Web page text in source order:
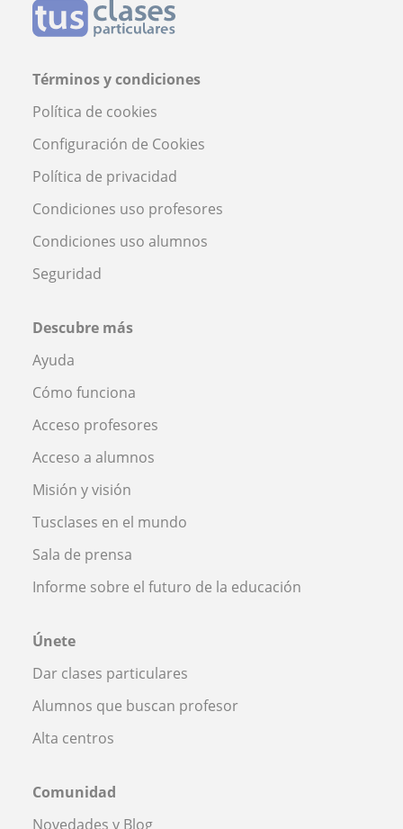
Términos y condiciones
Política de cookies
Configuración de Cookies
Política de privacidad
Condiciones uso profesores
Condiciones uso alumnos
Seguridad
Descubre más
Ayuda
Cómo funciona
Acceso profesores
Acceso a alumnos
Misión y visión
Tusclases en el mundo
Sala de prensa
Informe sobre el futuro de la educación
Únete
Dar clases particulares
Alumnos que buscan profesor
Alta centros
Comunidad
Novedades y Blog